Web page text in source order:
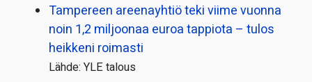
Tampereen areenayhtiö teki viime vuonna
noin 1,2 miljoonaa euroa tappiota – tulos
heikkeni roimasti
Lähde: YLE talous